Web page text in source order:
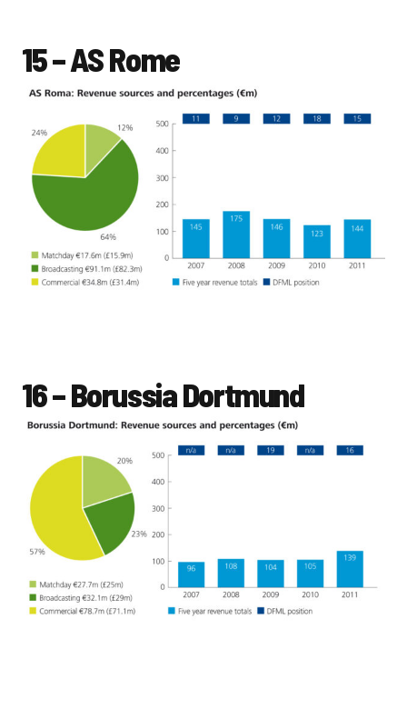
15 – AS Rome
16 – Borussia Dortmund